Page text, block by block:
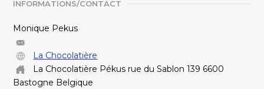
INFORMATIONS/CONTACT
Monique Pekus
La Chocolatière
La Chocolatière Pékus rue du Sablon 139 6600
Bastogne Belgique